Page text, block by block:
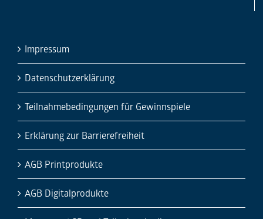
Impressum
Datenschutzerklärung
Teilnahmebedingungen für Gewinnspiele
Erklärung zur Barrierefreiheit
AGB Printprodukte
AGB Digitalprodukte